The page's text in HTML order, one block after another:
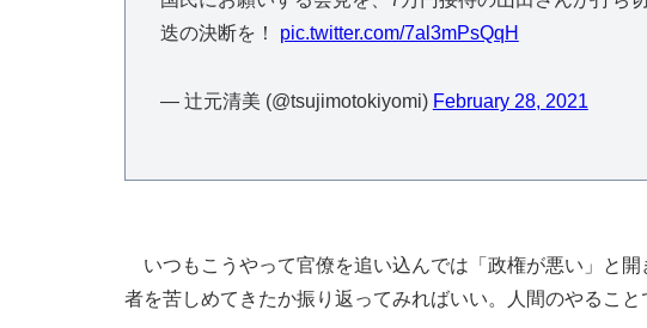
迭の決断を！ pic.twitter.com/7al3mPsQqH
— 辻元清美 (@tsujimotokiyomi) February 28, 2021
いつもこうやって官僚を追い込んでは「政権が悪い」と
者を苦しめてきたか振り返ってみればいい。人間のやること